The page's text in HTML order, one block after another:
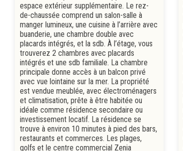
espace extérieur supplémentaire. Le rez-
de-chaussée comprend un salon-salle à
manger lumineux, une cuisine à l’arrière avec
buanderie, une chambre double avec
placards intégrés, et la sdb. À l’étage, vous
trouverez 2 chambres avec placards
intégrés et une sdb familiale. La chambre
principale donne accès à un balcon privé
avec vue lointaine sur la mer. La propriété
est vendue meublée, avec électroménagers
et climatisation, prête à être habitée ou
idéale comme résidence secondaire ou
investissement locatif. La résidence se
trouve à environ 10 minutes à pied des bars,
restaurants et commerces. Les plages,
golfs et le centre commercial Zenia